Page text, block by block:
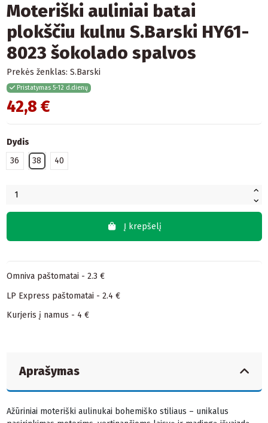
Moteriški auliniai batai
plokščiu kulnu S.Barski HY61-
8023 šokolado spalvos
Prekės ženklas: S.Barski
Pristatymas 5-12 d.dienų
42,8 €
Dydis
36
38 40
Į krepšelį
Omniva paštomatai - 2.3 €
LP Express paštomatai - 2.4 €
Kurjeris į namus - 4 €
Aprašymas
Ažūriniai moteriški aulinukai bohemiško stiliaus – unikalus